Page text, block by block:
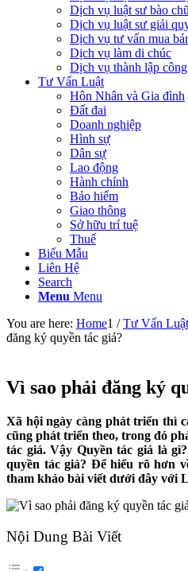
Dịch vụ luật sư bào
Dịch vụ luật sư giải
Dịch vụ tư vấn mua
Dịch vụ làm di chúc
Dịch vụ thành lập
Tư Vấn Luật
Hôn Nhân và Gia đình
Đất đai
Doanh nghiệp
Hình sự
Dân sự
Lao động
Hành chính
Bảo hiểm
Giao thông
Sở hữu trí tuệ
Thuế
Biểu Mẫu
Liên Hệ
Search
Menu Menu
You are here: Home1 / Tư Vấn
đăng ký quyền tác giả?
Vì sao phải đăng ký
Xã hội ngày càng phát triển thì
cũng phát triển theo, trong đó
tác giả. Vậy Quyền tác giả là
quyền tác giả? Để hiểu rõ hơn
tham khảo bài viết dưới đây với
Nội Dung Bài Viết